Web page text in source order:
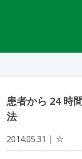
患者から 24 時
法
2014.05.31 ☆